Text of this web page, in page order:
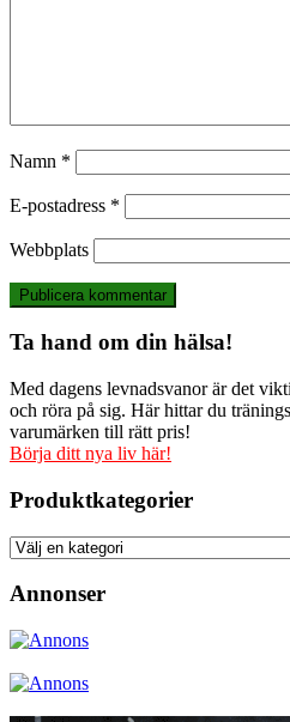
Namn *
E-postadress *
Webbplats
Ta hand om din hälsa!
Med dagens levnadsvanor är det
och röra på sig. Här hittar du
varumärken till rätt pris!
Börja ditt nya liv här!
Produktkategorier
Annonser